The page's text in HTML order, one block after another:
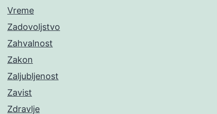
Vreme
Zadovoljstvo
Zahvalnost
Zakon
Zaljubljenost
Zavist
Zdravlje